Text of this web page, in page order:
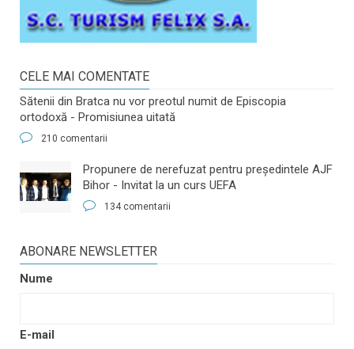
CELE MAI COMENTATE
Sătenii din Bratca nu vor preotul numit de Episcopia
ortodoxă - Promisiunea uitată
210 comentarii
​Propunere de nerefuzat pentru preşedintele AJF
Bihor - Invitat la un curs UEFA
134 comentarii
ABONARE NEWSLETTER
Nume
E-mail